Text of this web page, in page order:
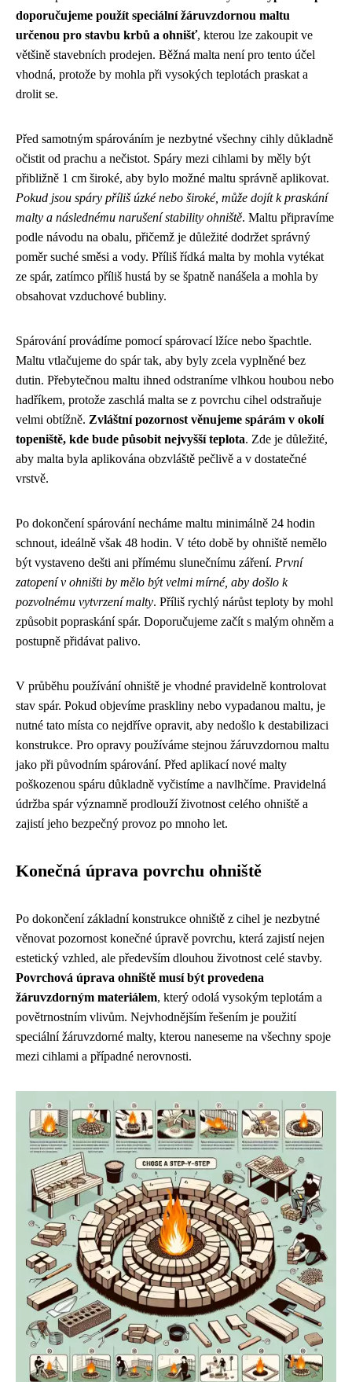
doporučujeme použít speciální žáruvzdornou maltu
určenou pro stavbu krbů a ohnišť, kterou lze zakoupit ve
většině stavebních prodejen. Běžná malta není pro tento účel
vhodná, protože by mohla při vysokých teplotách praskat a
drolit se.
Před samotným spárováním je nezbytné všechny cihly důkladně
očistit od prachu a nečistot. Spáry mezi cihlami by měly být
přibližně 1 cm široké, aby bylo možné maltu správně aplikovat.
Pokud jsou spáry příliš úzké nebo široké, může dojít k praskání
malty a následnému narušení stability ohniště. Maltu připravíme
podle návodu na obalu, přičemž je důležité dodržet správný
poměr suché směsi a vody. Příliš řídká malta by mohla vytékat
ze spár, zatímco příliš hustá by se špatně nanášela a mohla by
obsahovat vzduchové bubliny.
Spárování provádíme pomocí spárovací lžíce nebo špachtle.
Maltu vtlačujeme do spár tak, aby byly zcela vyplněné bez
dutin. Přebytečnou maltu ihned odstraníme vlhkou houbou nebo
hadříkem, protože zaschlá malta se z povrchu cihel odstraňuje
velmi obtížně. Zvláštní pozornost věnujeme spárám v okolí
topeniště, kde bude působit nejvyšší teplota. Zde je důležité,
aby malta byla aplikována obzvláště pečlivě a v dostatečné
vrstvě.
Po dokončení spárování necháme maltu minimálně 24 hodin
schnout, ideálně však 48 hodin. V této době by ohniště nemělo
být vystaveno dešti ani přímému slunečnímu záření. První
zatopení v ohništi by mělo být velmi mírné, aby došlo k
pozvolnému vytvrzení malty. Příliš rychlý nárůst teploty by mohl
způsobit popraskání spár. Doporučujeme začít s malým ohněm a
postupně přidávat palivo.
V průběhu používání ohniště je vhodné pravidelně kontrolovat
stav spár. Pokud objevíme praskliny nebo vypadanou maltu, je
nutné tato místa co nejdříve opravit, aby nedošlo k destabilizaci
konstrukce. Pro opravy používáme stejnou žáruvzdornou maltu
jako při původním spárování. Před aplikací nové malty
poškozenou spáru důkladně vyčistíme a navlhčíme. Pravidelná
údržba spár významně prodlouží životnost celého ohniště a
zajistí jeho bezpečný provoz po mnoho let.
Konečná úprava povrchu ohniště
Po dokončení základní konstrukce ohniště z cihel je nezbytné
věnovat pozornost konečné úpravě povrchu, která zajistí nejen
estetický vzhled, ale především dlouhou životnost celé stavby.
Povrchová úprava ohniště musí být provedena
žáruvzdorným materiálem, který odolá vysokým teplotám a
povětrnostním vlivům. Nejvhodnějším řešením je použití
speciální žáruvzdorné malty, kterou naneseme na všechny spoje
mezi cihlami a případné nerovnosti.